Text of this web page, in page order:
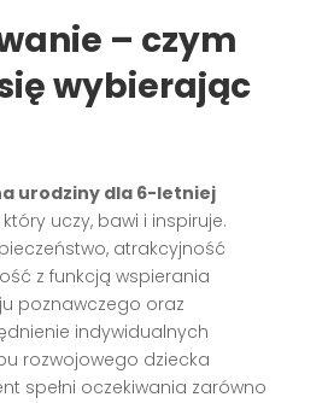
– czym
wybierając
urodziny dla 6-letniej
uczy, bawi i inspiruje.
atrakcyjność
z funkcją wspierania
poznawczego oraz
indywidualnych
rozwojowego dziecka
spełni oczekiwania zarówno